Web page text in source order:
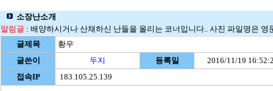
소장난소개
알림글 : 배양하시거나 산채하신 난들을 올리는 코너입니다.. 사진 파일명은
글제목
황우
글쓴이
두지 등록일
2016/11/19
접속IP
183.105.25.139